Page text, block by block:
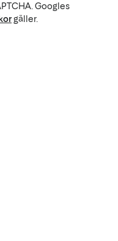
Googles
gäller.